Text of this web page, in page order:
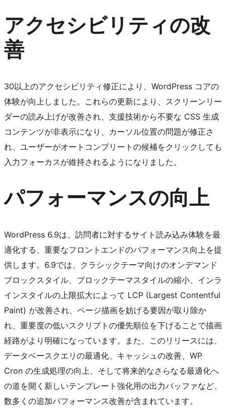
アクセシビリティの改
善
30以上のアクセシビリティ修正により、WordPress コアの
体験が向上しました。これらの更新により、スクリーンリー
ダーの読み上げが改善され、支援技術から不要な CSS 生成
コンテンツが非表示になり、カーソル位置の問題が修正さ
れ、ユーザーがオートコンプリートの候補をクリックしても
入力フォーカスが維持されるようになりました。
パフォーマンスの向上
WordPress 6.9は、訪問者に対するサイト読み込み体験を最
適化する、重要なフロントエンドのパフォーマンス向上を提
供します。6.9では、クラシックテーマ向けのオンデマンド
ブロックスタイル、ブロックテーマスタイルの縮小、インラ
インスタイルの上限拡大によって LCP (Largest Contentful
Paint) が改善され、ページ描画を妨げる要因が取り除か
れ、重要度の低いスクリプトの優先順位を下げることで描画
経路がより明確になっています。また、このリリースには、
データベースクエリの最適化、キャッシュの改善、WP
Cron の生成処理の向上、そして将来的なさらなる最適化へ
の道を開く新しいテンプレート強化用の出力バッファなど、
数多くの追加パフォーマンス改善が含まれています。